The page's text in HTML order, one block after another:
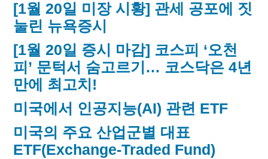
[1월 20일 미장 시황] 관세 공포에 짓
눌린 뉴욕증시
[1월 20일 증시 마감] 코스피 ‘오천
피’ 문턱서 숨고르기… 코스닥은 4년
만에 최고치!
미국에서 인공지능(AI) 관련 ETF
미국의 주요 산업군별 대표
ETF(Exchange-Traded Fund)